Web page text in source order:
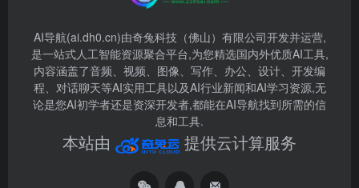
AI导航(ai.dh0.cn)由奇兔科技（佛山）有限公司开发并运营,
是一站式人工智能资源聚合平台,为您精选国内外优质AI工具,
内容涵盖了音频、视频、图像、写作、办公、设计、开发编
程、对话聊天等AI实用工具以及AI行业新闻和AI学习资源,无
论是您AI初学者还是资深开发者,都能在AI导航找到所需的信
息和工具.
本站由 提供云计算服务